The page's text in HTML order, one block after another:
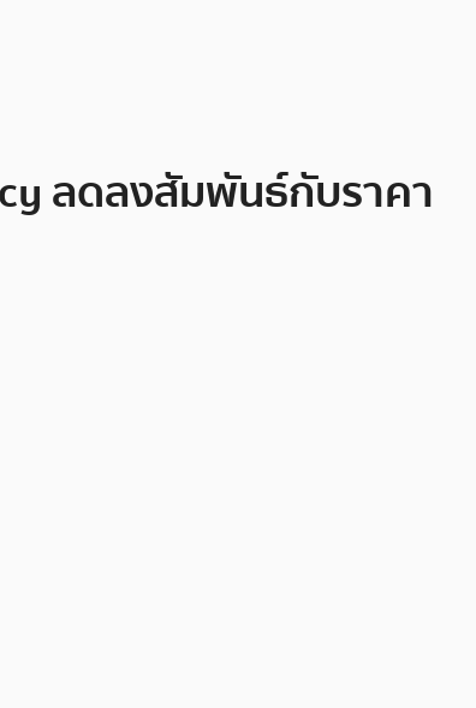
ลดลงสัมพันธ์กับราคา